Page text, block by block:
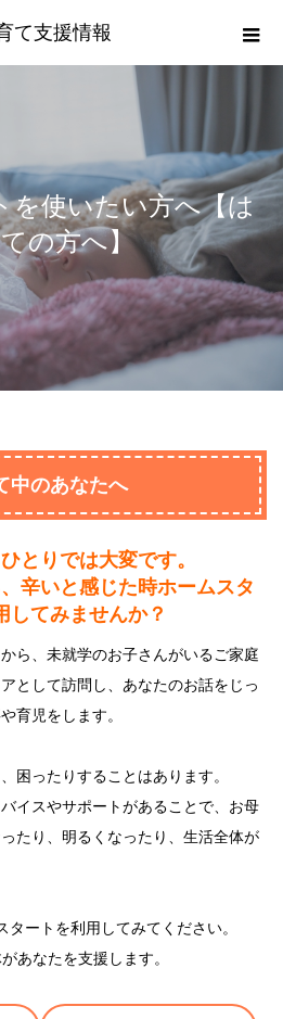
て支援情報
を使いたい方へ【は
の方へ】
中のあなたへ
とりでは大変です。
辛いと感じた時ホームスタ
してみませんか？
ら、未就学のお子さんがいるご家庭
として訪問し、あなたのお話をじっ
育児をします。
困ったりすることはあります。
イスやサポートがあることで、お母
たり、明るくなったり、生活全体が
ートを利用してみてください。
あなたを支援します。